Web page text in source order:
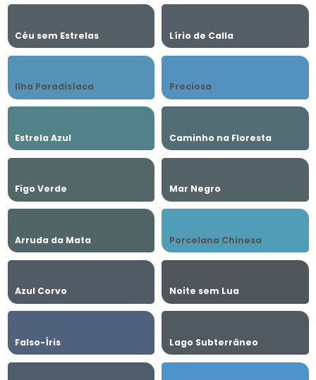
Céu sem Estrelas Lírio de Calla
Ilha Paradisíaca Preciosa
Estrela Azul Caminho na Floresta
Figo Verde Mar Negro
Arruda da Mata Porcelana Chinesa
Azul Corvo Noite sem Lua
Falso-Íris Lago Subterrâneo